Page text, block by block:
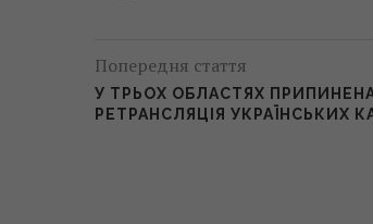
Попередня стаття
У ТРЬОХ ОБЛАСТЯХ
РЕТРАНСЛЯЦІЯ УКРАЇНСЬКИХ